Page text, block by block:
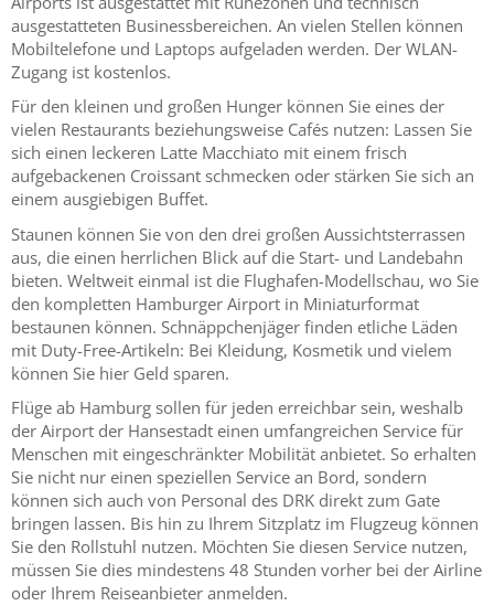
ausgestatteten Businessbereichen. An vielen Stellen können
Mobiltelefone und Laptops aufgeladen werden. Der WLAN-
Zugang ist kostenlos.
Für den kleinen und großen Hunger können Sie eines der
vielen Restaurants beziehungsweise Cafés nutzen: Lassen Sie
sich einen leckeren Latte Macchiato mit einem frisch
aufgebackenen Croissant schmecken oder stärken Sie sich an
einem ausgiebigen Buffet.
Staunen können Sie von den drei großen Aussichtsterrassen
aus, die einen herrlichen Blick auf die Start- und Landebahn
bieten. Weltweit einmal ist die Flughafen-Modellschau, wo Sie
den kompletten Hamburger Airport in Miniaturformat
bestaunen können. Schnäppchenjäger finden etliche Läden
mit Duty-Free-Artikeln: Bei Kleidung, Kosmetik und vielem
können Sie hier Geld sparen.
Flüge ab Hamburg sollen für jeden erreichbar sein, weshalb
der Airport der Hansestadt einen umfangreichen Service für
Menschen mit eingeschränkter Mobilität anbietet. So erhalten
Sie nicht nur einen speziellen Service an Bord, sondern
können sich auch von Personal des DRK direkt zum Gate
bringen lassen. Bis hin zu Ihrem Sitzplatz im Flugzeug können
Sie den Rollstuhl nutzen. Möchten Sie diesen Service nutzen,
müssen Sie dies mindestens 48 Stunden vorher bei der Airline
oder Ihrem Reiseanbieter anmelden.